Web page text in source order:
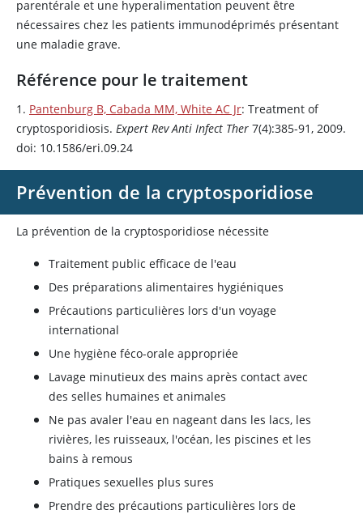
parentérale et une hyperalimentation peuvent être
nécessaires chez les patients immunodéprimés présentant
une maladie grave.
Référence pour le traitement
1. Pantenburg B, Cabada MM, White AC Jr: Treatment of
cryptosporidiosis. Expert Rev Anti Infect Ther 7(4):385-91, 2009.
doi: 10.1586/eri.09.24
Prévention de la cryptosporidiose
La prévention de la cryptosporidiose nécessite
Traitement public efficace de l'eau
Des préparations alimentaires hygiéniques
Précautions particulières lors d'un voyage
international
Une hygiène féco-orale appropriée
Lavage minutieux des mains après contact avec
des selles humaines et animales
Ne pas avaler l'eau en nageant dans les lacs, les
rivières, les ruisseaux, l'océan, les piscines et les
bains à remous
Pratiques sexuelles plus sures
Prendre des précautions particulières lors de